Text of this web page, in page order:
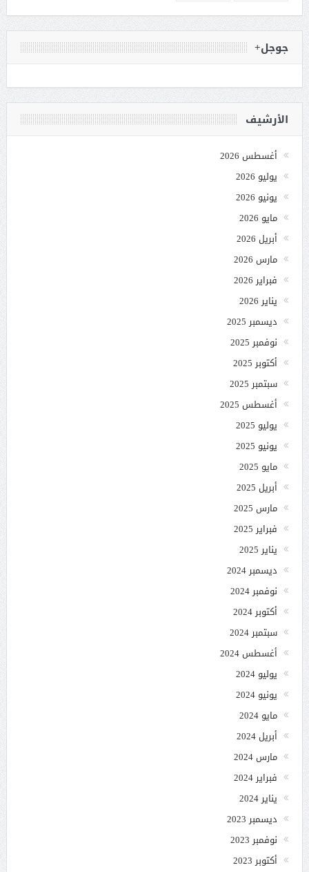
جوجل+
الأرشيف
أغسطس 2026
يوليو 2026
يونيو 2026
مايو 2026
أبريل 2026
مارس 2026
فبراير 2026
يناير 2026
ديسمبر 2025
نوفمبر 2025
أكتوبر 2025
سبتمبر 2025
أغسطس 2025
يوليو 2025
يونيو 2025
مايو 2025
أبريل 2025
مارس 2025
فبراير 2025
يناير 2025
ديسمبر 2024
نوفمبر 2024
أكتوبر 2024
سبتمبر 2024
أغسطس 2024
يوليو 2024
يونيو 2024
مايو 2024
أبريل 2024
مارس 2024
فبراير 2024
يناير 2024
ديسمبر 2023
نوفمبر 2023
أكتوبر 2023